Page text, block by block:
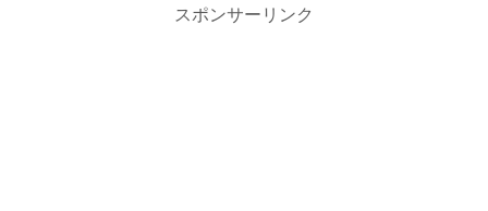
スポンサーリンク